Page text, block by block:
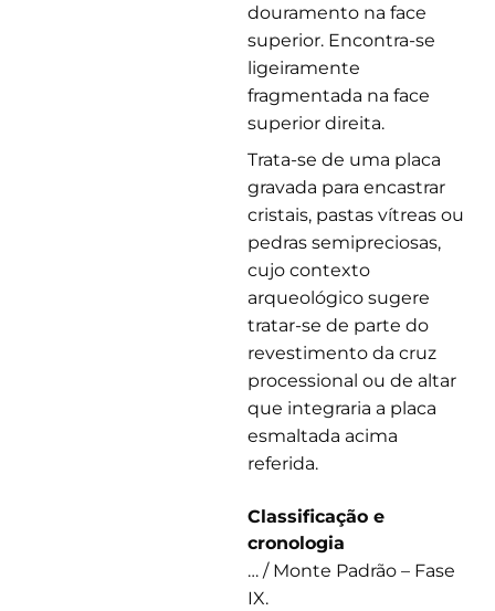
douramento na face
superior. Encontra-se
ligeiramente
fragmentada na face
superior direita.
Trata-se de uma placa
gravada para encastrar
cristais, pastas vítreas ou
pedras semipreciosas,
cujo contexto
arqueológico sugere
tratar-se de parte do
revestimento da cruz
processional ou de altar
que integraria a placa
esmaltada acima
referida.
Classificação e
cronologia
… / Monte Padrão – Fase
IX.